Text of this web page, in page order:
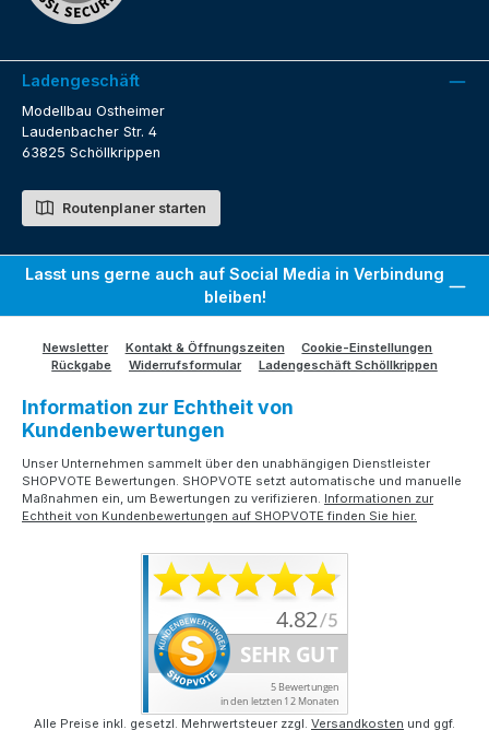
Ladengeschäft
Modellbau Ostheimer
Laudenbacher Str. 4
63825 Schöllkrippen
Routenplaner starten
Lasst uns gerne auch auf Social Media in Verbindung
bleiben!
Newsletter Kontakt & Öffnungszeiten
Cookie-Einstellungen
Rückgabe
Widerrufsformular Ladengeschäft Schöllkrippen
Information zur Echtheit von
Kundenbewertungen
Unser Unternehmen sammelt über den unabhängigen Dienstleister
SHOPVOTE Bewertungen. SHOPVOTE setzt automatische und manuelle
Maßnahmen ein, um Bewertungen zu verifizieren. Informationen zur
Echtheit von Kundenbewertungen auf SHOPVOTE finden Sie hier.
Alle Preise inkl. gesetzl. Mehrwertsteuer zzgl. Versandkosten und ggf.